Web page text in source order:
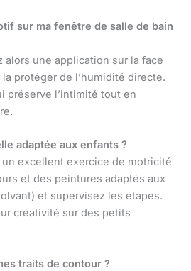
sur ma fenêtre de salle de bain
alors une application sur la face
protéger de l’humidité directe.
préserve l’intimité tout en
adaptée aux enfants ?
un excellent exercice de motricité
et des peintures adaptés aux
et supervisez les étapes.
créativité sur des petits
traits de contour ?